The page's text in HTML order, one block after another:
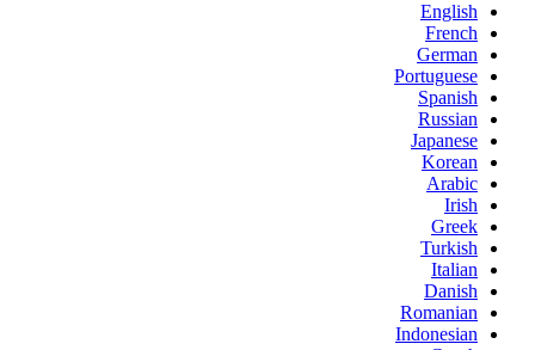
English
French
German
Portuguese
Spanish
Russian
Japanese
Korean
Arabic
Irish
Greek
Turkish
Italian
Danish
Romanian
Indonesian